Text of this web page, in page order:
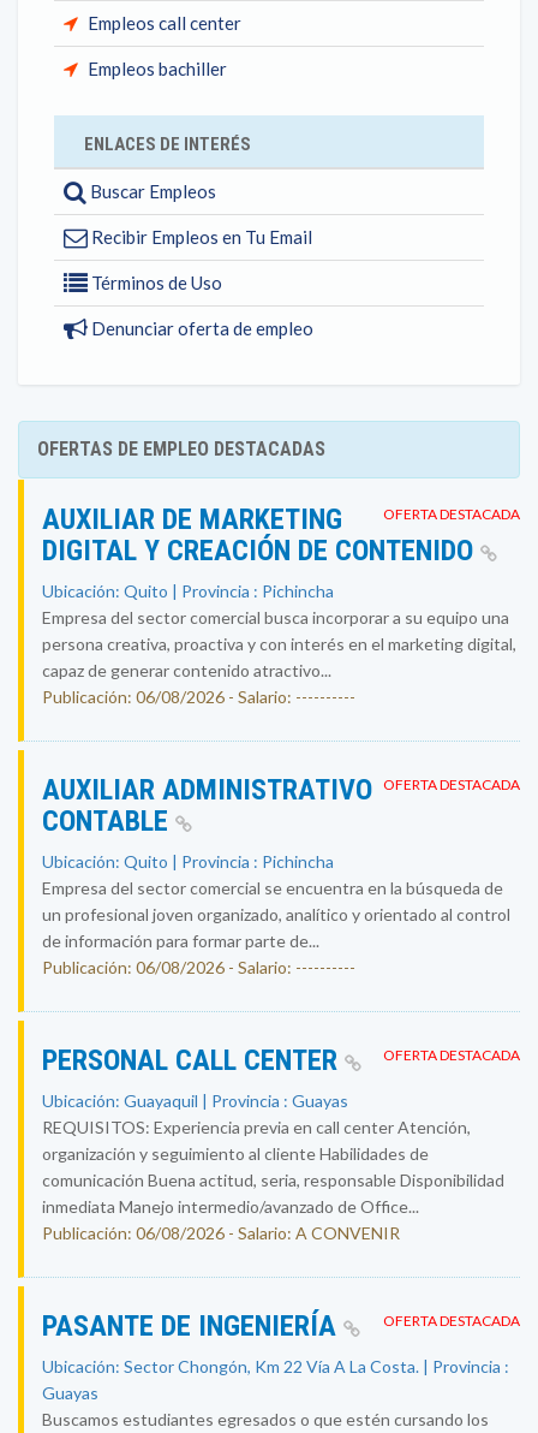
Empleos call center
Empleos bachiller
ENLACES DE INTERÉS
Buscar Empleos
Recibir Empleos en Tu Email
Términos de Uso
Denunciar oferta de empleo
OFERTAS DE EMPLEO DESTACADAS
OFERTA DESTACADA
AUXILIAR DE MARKETING
DIGITAL Y CREACIÓN DE CONTENIDO
Ubicación: Quito | Provincia : Pichincha
Empresa del sector comercial busca incorporar a su equipo una
persona creativa, proactiva y con interés en el marketing digital,
capaz de generar contenido atractivo...
Publicación: 06/08/2026 - Salario: ----------
OFERTA DESTACADA
AUXILIAR ADMINISTRATIVO
CONTABLE
Ubicación: Quito | Provincia : Pichincha
Empresa del sector comercial se encuentra en la búsqueda de
un profesional joven organizado, analítico y orientado al control
de información para formar parte de...
Publicación: 06/08/2026 - Salario: ----------
OFERTA DESTACADA
PERSONAL CALL CENTER
Ubicación: Guayaquil | Provincia : Guayas
REQUISITOS: Experiencia previa en call center Atención,
organización y seguimiento al cliente Habilidades de
comunicación Buena actitud, seria, responsable Disponibilidad
inmediata Manejo intermedio/avanzado de Office...
Publicación: 06/08/2026 - Salario: A CONVENIR
OFERTA DESTACADA
PASANTE DE INGENIERÍA
Ubicación: Sector Chongón, Km 22 Vía A La Costa. | Provincia :
Guayas
Buscamos estudiantes egresados o que estén cursando los